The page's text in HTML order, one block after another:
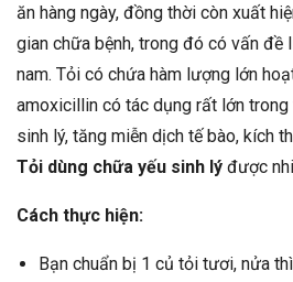
ăn hàng ngày, đồng thời còn xuất
gian chữa bệnh, trong đó có vấn đề
nam. Tỏi có chứa hàm lượng lớn
amoxicillin có tác dụng rất lớn
sinh lý, tăng miễn dịch tế bào, kích
Tỏi dùng chữa yếu sinh lý được
Cách thực hiện:
Bạn chuẩn bị 1 củ tỏi tươi, nửa